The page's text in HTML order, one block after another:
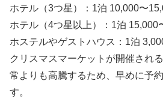
ホテル（3つ星）：1泊 10,000〜
ホテル（4つ星以上）：1泊 15,000
ホステルやゲストハウス：1泊
クリスマスマーケットが開催され
常よりも高騰するため、早めに予
す。